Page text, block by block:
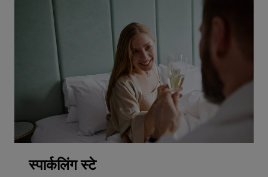
स्पार्कलिंग स्टे